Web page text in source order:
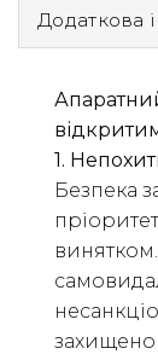
Додаткова
1.
Безпека